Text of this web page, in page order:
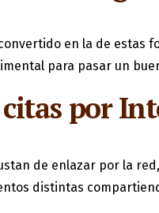
en la de estas
para pasar un
citas por
de enlazar por la
distintas